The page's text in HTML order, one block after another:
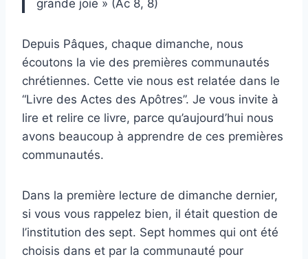
grande joie » (Ac 8, 8)
Depuis Pâques, chaque dimanche, nous
écoutons la vie des premières communautés
chrétiennes. Cette vie nous est relatée dans le
“Livre des Actes des Apôtres”. Je vous invite à
lire et relire ce livre, parce qu’aujourd’hui nous
avons beaucoup à apprendre de ces premières
communautés.
Dans la première lecture de dimanche dernier,
si vous vous rappelez bien, il était question de
l’institution des sept. Sept hommes qui ont été
choisis dans et par la communauté pour